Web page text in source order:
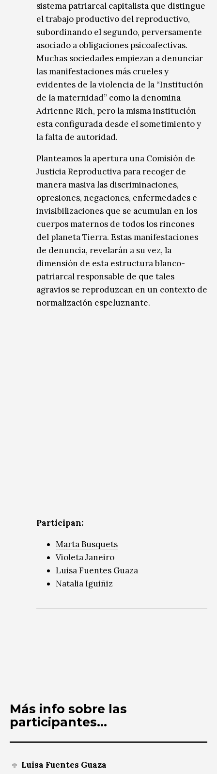
sistema patriarcal capitalista que distingue
el trabajo productivo del reproductivo,
subordinando el segundo, perversamente
asociado a obligaciones psicoafectivas.
Muchas sociedades empiezan a denunciar
las manifestaciones más crueles y
evidentes de la violencia de la “Institución
de la maternidad” como la denomina
Adrienne Rich, pero la misma institución
esta configurada desde el sometimiento y
la falta de autoridad.
Planteamos la apertura una Comisión de
Justicia Reproductiva para recoger de
manera masiva las discriminaciones,
opresiones, negaciones, enfermedades e
invisibilizaciones que se acumulan en los
cuerpos maternos de todos los rincones
del planeta Tierra. Estas manifestaciones
de denuncia, revelarán a su vez, la
dimensión de esta estructura blanco-
patriarcal responsable de que tales
agravios se reproduzcan en un contexto de
normalización espeluznante.
Participan:
Marta Busquets
Violeta Janeiro
Luisa Fuentes Guaza
Natalia Iguiñiz
Más info sobre las
participantes...
Luisa Fuentes Guaza